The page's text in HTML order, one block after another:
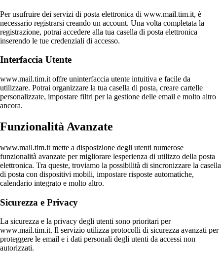
Per usufruire dei servizi di posta elettronica di www.mail.tim.it, è
necessario registrarsi creando un account. Una volta completata la
registrazione, potrai accedere alla tua casella di posta elettronica
inserendo le tue credenziali di accesso.
Interfaccia Utente
www.mail.tim.it offre uninterfaccia utente intuitiva e facile da
utilizzare. Potrai organizzare la tua casella di posta, creare cartelle
personalizzate, impostare filtri per la gestione delle email e molto altro
ancora.
Funzionalità Avanzate
www.mail.tim.it mette a disposizione degli utenti numerose
funzionalità avanzate per migliorare lesperienza di utilizzo della posta
elettronica. Tra queste, troviamo la possibilità di sincronizzare la casella
di posta con dispositivi mobili, impostare risposte automatiche,
calendario integrato e molto altro.
Sicurezza e Privacy
La sicurezza e la privacy degli utenti sono prioritari per
www.mail.tim.it. Il servizio utilizza protocolli di sicurezza avanzati per
proteggere le email e i dati personali degli utenti da accessi non
autorizzati.